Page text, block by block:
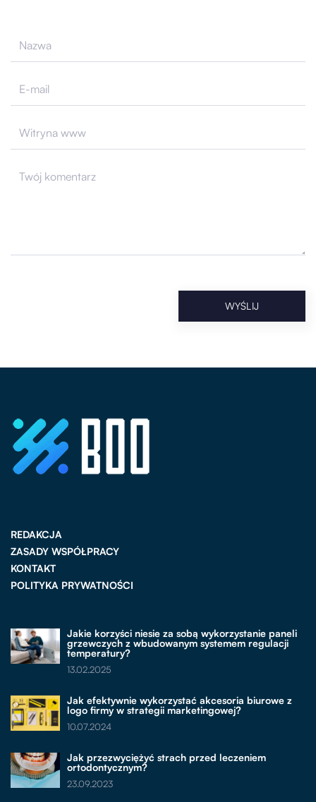
REDAKCJA
ZASADY WSPÓŁPRACY
KONTAKT
POLITYKA PRYWATNOŚCI
Jakie korzyści niesie za sobą wykorzystanie paneli
grzewczych z wbudowanym systemem regulacji
temperatury?
13.02.2025
Jak efektywnie wykorzystać akcesoria biurowe z
logo firmy w strategii marketingowej?
10.07.2024
Jak przezwyciężyć strach przed leczeniem
ortodontycznym?
23.09.2023